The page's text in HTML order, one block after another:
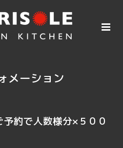
メーション
約で人数様分×５００